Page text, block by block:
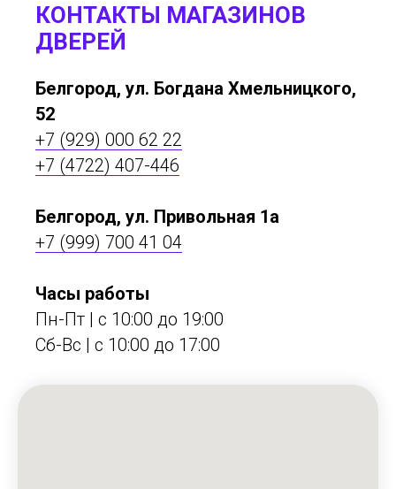
КОНТАКТЫ МАГАЗИНОВ
ДВЕРЕЙ
Белгород, ул. Богдана Хмельницкого,
52
+7 (929) 000 62 22
+7 (4722) 407-446
Белгород, ул. Привольная 1а
+7 (999) 700 41 04
Часы работы
Пн-Пт | с 10:00 до 19:00
Сб-Вс | c 10:00 до 17:00